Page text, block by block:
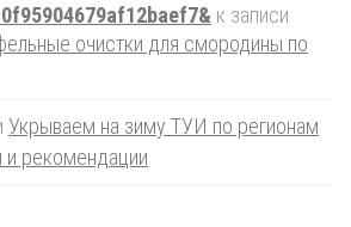
к записи
очистки для смородины по
Укрываем на зиму ТУИ по регионам
рекомендации